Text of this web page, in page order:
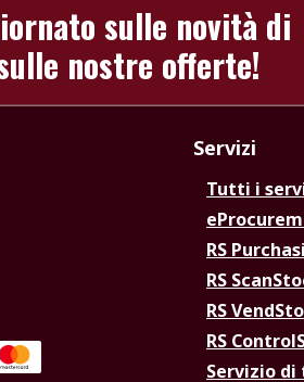
sulle novità di
nostre offerte!
Servizi
Tutti i
RS
RS
RS
RS
Servizio